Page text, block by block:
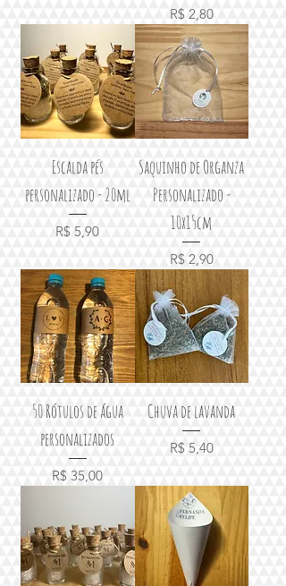
Preço
R$ 2,80
Escalda pés
personalizado - 20ml
Preço
R$ 5,90
Saquinho de Organza
Personalizado -
10x15cm
Preço
R$ 2,90
50 Rótulos de água
personalizados
Preço
R$ 35,00
Chuva de lavanda
Preço
R$ 5,40